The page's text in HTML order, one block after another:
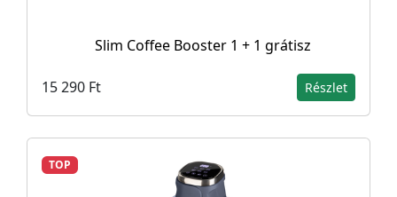
Slim Coffee Booster 1 + 1 grátisz
15 290 Ft Részlet
TOP